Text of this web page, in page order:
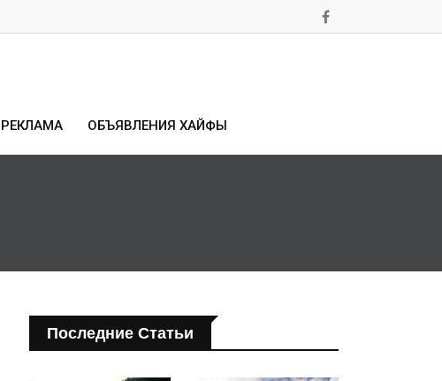
РЕКЛАМА ОБЪЯВЛЕНИЯ ХАЙФЫ
Последние Статьи